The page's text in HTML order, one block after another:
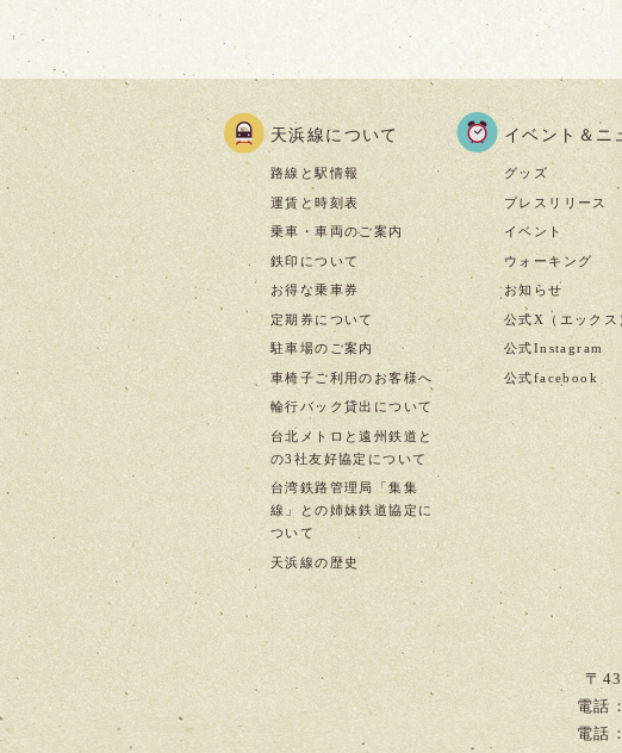
天浜線について
路線と駅情報
運賃と時刻表
乗車・車両のご案内
鉄印について
お得な乗車券
定期券について
駐車場のご案内
車椅子ご利用のお客様へ
輪行バック貸出について
台北メトロと遠州鉄道と
の3社友好協定について
台湾鉄路管理局「集集
線」との姉妹鉄道協定に
ついて
天浜線の歴史
イベント＆ニ
グッズ
プレスリリース
イベント
ウォーキング
お知らせ
公式X（エックス
公式Instagram
公式facebook
〒
電話
電話